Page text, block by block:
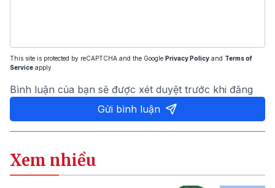
This site is protected by reCAPTCHA and the Google Privacy Policy and Terms of
Service apply.
Bình luận của bạn sẽ được xét duyệt trước khi đăng
Gửi bình luận
Xem nhiều